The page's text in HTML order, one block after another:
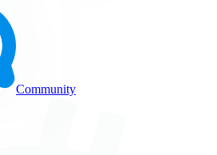
Community